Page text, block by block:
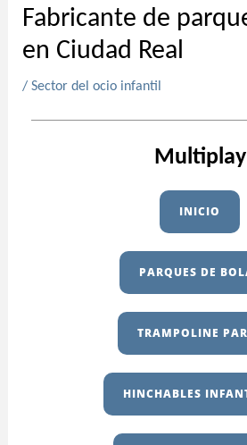
Fabricante de
en Ciudad Real
/ Sector del ocio infantil
Multiplay
INICIO
PARQUES DE
TRAMPOLINE
HINCHABLES